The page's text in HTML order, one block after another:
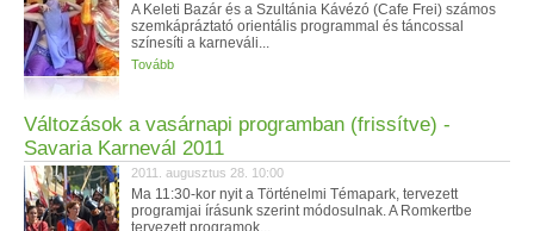
A Keleti Bazár és a Szultánia Kávézó (Cafe Frei) számos
szemkápráztató orientális programmal és táncossal
színesíti a karneváli...
Tovább
Változások a vasárnapi programban (frissítve) -
Savaria Karnevál 2011
2011. augusztus 28. 10:00
Ma 11:30-kor nyit a Történelmi Témapark, tervezett
programjai írásunk szerint módosulnak. A Romkertbe
tervezett programok...